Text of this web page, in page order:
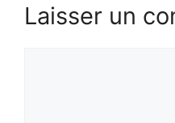
Laisser un